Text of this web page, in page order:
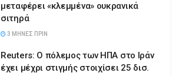
μεταφέρει «κλεμμένα» ουκρανικά
σιτηρά
3 ΜΉΝΕΣ ΠΡΙΝ
Reuters: Ο πόλεμος των ΗΠΑ στο Ιράν
έχει μέχρι στιγμής στοιχίσει 25 δισ.